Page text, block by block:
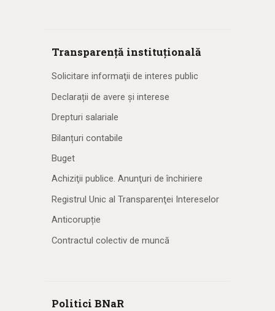
Transparență instituțională
Solicitare informaţii de interes public
Declarații de avere și interese
Drepturi salariale
Bilanțuri contabile
Buget
Achiziţii publice. Anunţuri de închiriere
Registrul Unic al Transparenţei Intereselor
Anticorupție
Contractul colectiv de muncă
Politici BNaR